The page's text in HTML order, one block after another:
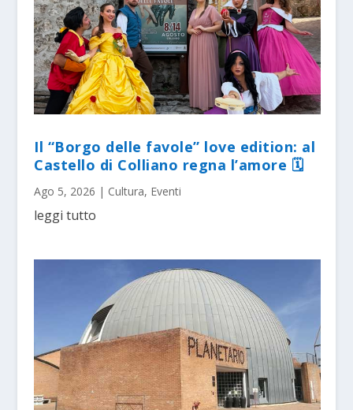
Il “Borgo delle favole” love edition: al
Castello di Colliano regna l’amore 🗓
Ago 5, 2026 | Cultura, Eventi
leggi tutto